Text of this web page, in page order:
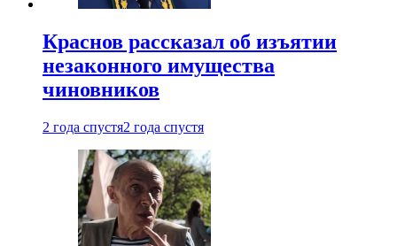
Краснов рассказал об изъятии
незаконного имущества
чиновников
2 года спустя2 года спустя